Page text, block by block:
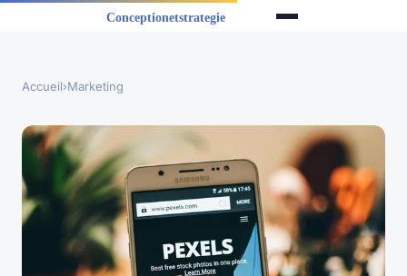
Accueil›Marketing